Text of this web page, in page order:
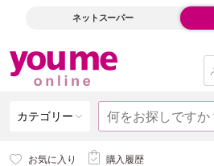
ネットスーパー
カテゴリー
お気に入り 購入履歴